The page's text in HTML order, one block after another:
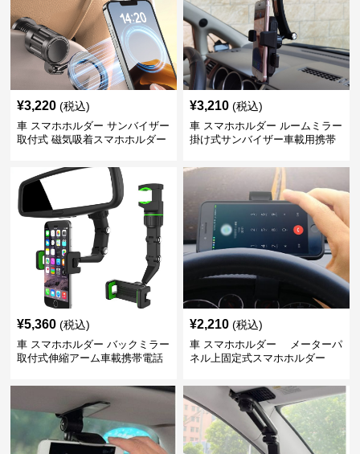
¥3,220 (税込)
車 スマホホルダー サンバイザー
取付式 磁気吸着スマホホルダー
¥3,210 (税込)
車 スマホホルダー ルームミラー
掛け式サンバイザー車載用携帯
¥5,360 (税込)
車 スマホホルダー バックミラー
取付式伸縮アーム車載携帯電話
¥2,210 (税込)
車 スマホホルダー メーターパ
ネル上固定式スマホホルダー